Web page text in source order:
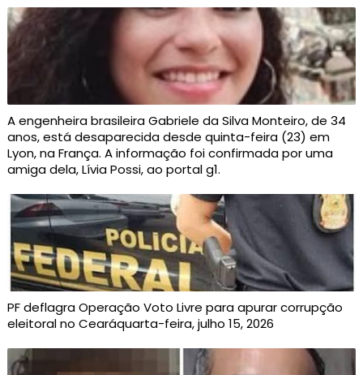
A engenheira brasileira Gabriele da Silva Monteiro, de 34
anos, está desaparecida desde quinta-feira (23) em
Lyon, na França. A informação foi confirmada por uma
amiga dela, Lívia Possi, ao portal g1.
PF deflagra Operação Voto Livre para apurar corrupção
eleitoral no Cearáquarta-feira, julho 15, 2026